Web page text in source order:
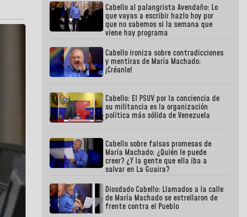
Cabello al palangrista Avendaño: Lo
que vayas a escribir hazlo hoy por
que no sabemos si la semana que
viene hay programa
Cabello ironiza sobre contradicciones
y mentiras de María Machado:
¡Créanle!
Cabello: El PSUV por la conciencia de
su militancia es la organización
política más sólida de Venezuela
Cabello sobre falsas promesas de
María Machado: ¿Quién le puede
creer? ¿Y la gente que ella iba a
salvar en La Guaira?
Diosdado Cabello: Llamados a la calle
de María Machado se estrellaron de
frente contra el Pueblo